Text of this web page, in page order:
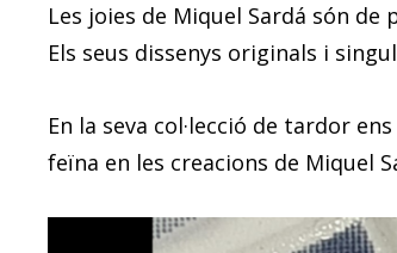
Les joies de Miquel Sardá són
Els seus dissenys originals i
En la seva col·lecció de tardor
feïna en les creacions de Miquel